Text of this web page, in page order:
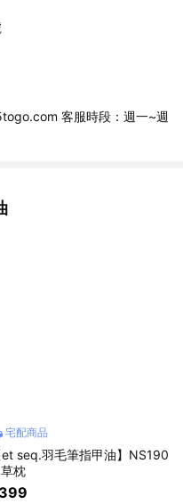
客服時段：週一~週
宅配商品
et seq.羽毛筆指甲油】NS190
枕